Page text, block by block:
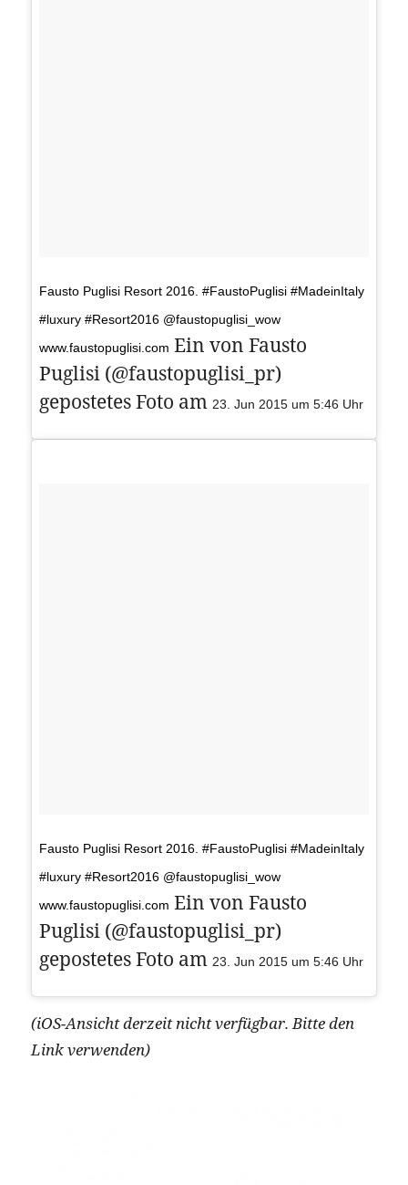
Fausto Puglisi Resort 2016. #FaustoPuglisi #MadeinItaly
#luxury #Resort2016 @faustopuglisi_wow
www.faustopuglisi.com Ein von Fausto
Puglisi (@faustopuglisi_pr)
gepostetes Foto am 23. Jun 2015 um 5:46 Uhr
Fausto Puglisi Resort 2016. #FaustoPuglisi #MadeinItaly
#luxury #Resort2016 @faustopuglisi_wow
www.faustopuglisi.com Ein von Fausto
Puglisi (@faustopuglisi_pr)
gepostetes Foto am 23. Jun 2015 um 5:46 Uhr
(iOS-Ansicht derzeit nicht verfügbar. Bitte den
Link verwenden)